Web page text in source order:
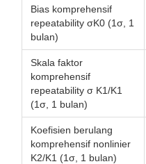
Bias komprehensif
repeatability σK0 (1σ, 1
bulan)
Skala faktor
komprehensif
repeatability σ K1/K1
(1σ, 1 bulan)
Koefisien berulang
komprehensif nonlinier
K2/K1 (1σ, 1 bulan)